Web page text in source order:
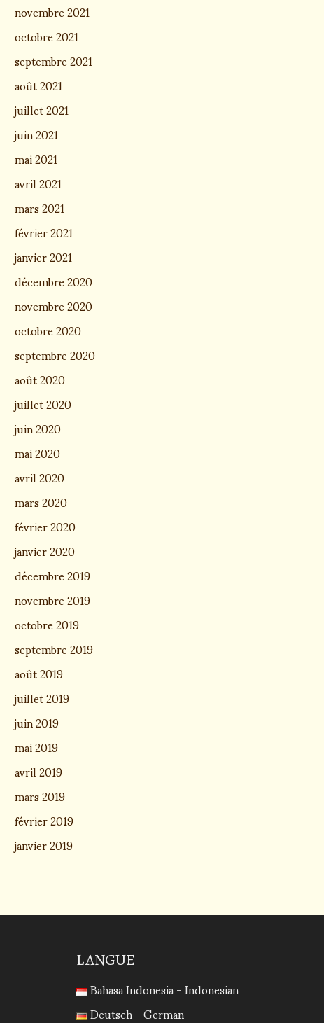
novembre 2021
octobre 2021
septembre 2021
août 2021
juillet 2021
juin 2021
mai 2021
avril 2021
mars 2021
février 2021
janvier 2021
décembre 2020
novembre 2020
octobre 2020
septembre 2020
août 2020
juillet 2020
juin 2020
mai 2020
avril 2020
mars 2020
février 2020
janvier 2020
décembre 2019
novembre 2019
octobre 2019
septembre 2019
août 2019
juillet 2019
juin 2019
mai 2019
avril 2019
mars 2019
février 2019
janvier 2019
LANGUE
Bahasa Indonesia - Indonesian
Deutsch - German